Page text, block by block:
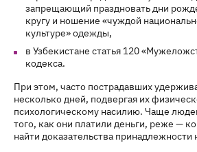
запрещающий праздновать дни
кругу и ношение «чуждой
культуре» одежды,
в Узбекистане статья 120
кодекса.
При этом, часто пострадавших
несколько дней, подвергая их
психологическому насилию. Чаще
того, как они платили деньги, реже —
найти доказательства